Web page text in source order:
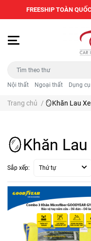
Nội thất Ngoại thất Dụng
Trang chủ / 🪞Khăn Lau
🪞Khăn
Sắp xếp: Thứ tự
FREESHIP TOÀN